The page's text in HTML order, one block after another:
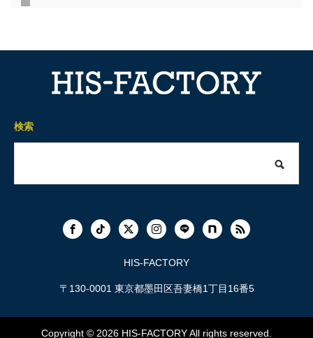
検索
HIS-FACTORY
〒130-0001 東京都墨田区吾妻橋1丁目16番5
Copyright © 2026 HIS-FACTORYAll rights reserved.